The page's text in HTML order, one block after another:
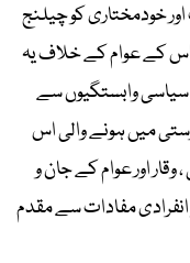
خودمختاری کو چیلنج
کے عوام کے خلاف یہ
وابستگیوں سے
میں ہونے والی اس
اور عوام کے جان و
مفادات سے مقدم